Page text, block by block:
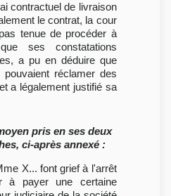
contractuel de livraison
le contrat, la cour
tenue de procéder à
ses constatations
a pu en déduire que
réclamer des
a légalement justifié sa
pris en ses deux
ci-après annexé :
X... font grief à l'arrêt
à payer une certaine